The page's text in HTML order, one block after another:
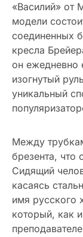
«Василий» от
модели
соединенных
кресла
он ежедневно
изогнутый
уникальный
Между
брезента, что
Сидящий
касаясь
имя русского
который, как